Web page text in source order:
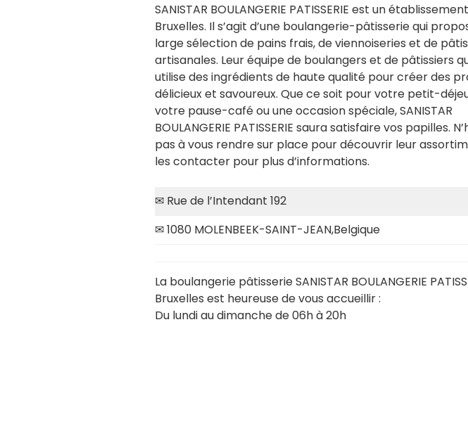
SANISTAR BOULANGERIE PATISSERIE est un
Bruxelles. Il s’agit d’une boulangerie-pâtisserie qui
large sélection de pains frais, de viennoiseries et de
artisanales. Leur équipe de boulangers et de pâtissiers
utilise des ingrédients de haute qualité pour créer des
délicieux et savoureux. Que ce soit pour votre petit-
votre pause-café ou une occasion spéciale, SANISTAR
BOULANGERIE PATISSERIE saura satisfaire vos papilles.
pas à vous rendre sur place pour découvrir leur
les contacter pour plus d’informations.
✉ Rue de l’Intendant 192
✉ 1080 MOLENBEEK-SAINT-JEAN,Belgique
La boulangerie pâtisserie SANISTAR BOULANGERIE
Bruxelles est heureuse de vous accueillir :
Du lundi au dimanche de 06h à 20h